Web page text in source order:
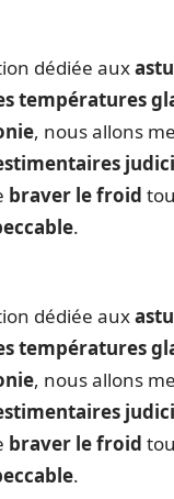
dédiée aux
températures
, nous allons
braver le froid
.
dédiée aux
températures
, nous allons
braver le froid
.